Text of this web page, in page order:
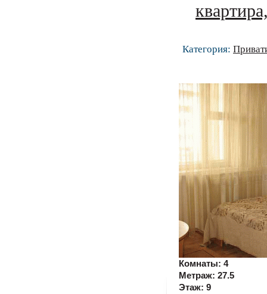
Категория:
Комнаты: 4
Метраж: 27.5
Этаж: 9